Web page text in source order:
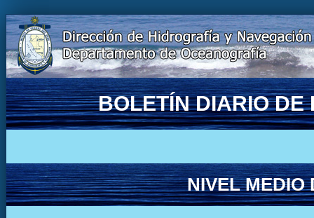
BOLETÍN DIARIO DE
NIVEL MEDIO